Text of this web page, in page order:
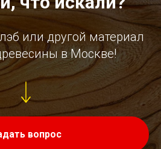
или другой материал
в Москве!
вопрос